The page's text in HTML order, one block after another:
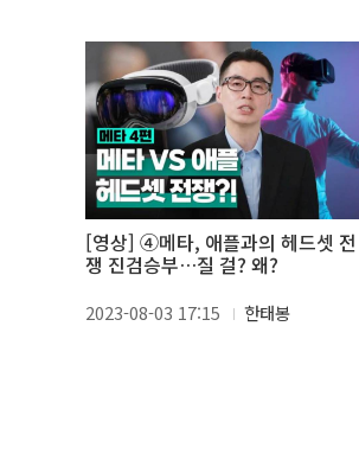
[영상] ④메타, 애플과의 헤드셋 전
쟁 진검승부…질 걸? 왜?
2023-08-03 17:15 한태봉